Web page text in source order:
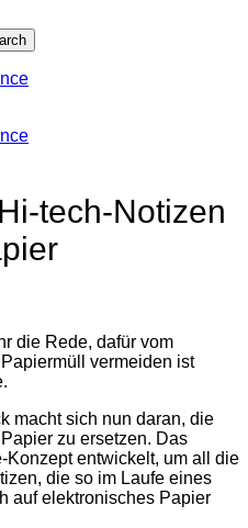
tech-Notizen
die Rede, dafür vom
vermeiden ist
macht sich nun daran, die
zu ersetzen. Das
entwickelt, um all die
die so im Laufe eines
auf elektronisches Papier